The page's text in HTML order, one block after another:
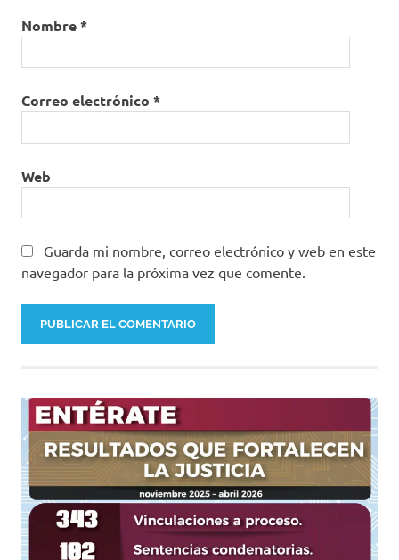
Nombre*
Correo electrónico *
Web
Guarda mi nombre, correo electrónico y web en este
navegador para la próxima vez que comente.